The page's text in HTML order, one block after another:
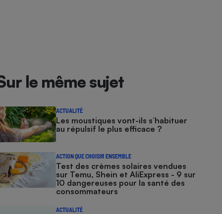
le même sujet
ACTUALITÉ
Les moustiques vont-ils s’habituer
au répulsif le plus efficace ?
ACTION QUE CHOISIR ENSEMBLE
Test des crèmes solaires vendues
sur Temu, Shein et AliExpress - 9 sur
10 dangereuses pour la santé des
consommateurs
ACTUALITÉ